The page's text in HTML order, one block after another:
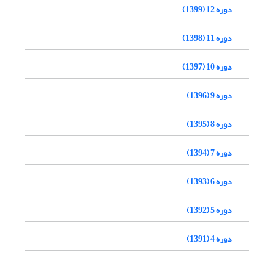
دوره 12 (1399)
دوره 11 (1398)
دوره 10 (1397)
دوره 9 (1396)
دوره 8 (1395)
دوره 7 (1394)
دوره 6 (1393)
دوره 5 (1392)
دوره 4 (1391)